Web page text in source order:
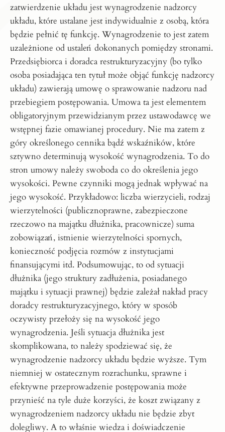
zatwierdzenie układu jest wynagrodzenie nadzorcy
układu, które ustalane jest indywidualnie z osobą, która
będzie pełnić tę funkcję. Wynagrodzenie to jest zatem
uzależnione od ustaleń dokonanych pomiędzy stronami.
Przedsiębiorca i doradca restrukturyzacyjny (bo tylko
osoba posiadająca ten tytuł może objąć funkcję nadzorcy
układu) zawierają umowę o sprawowanie nadzoru nad
przebiegiem postępowania. Umowa ta jest elementem
obligatoryjnym przewidzianym przez ustawodawcę we
wstępnej fazie omawianej procedury. Nie ma zatem z
góry określonego cennika bądź wskaźników, które
sztywno determinują wysokość wynagrodzenia. To do
stron umowy należy swoboda co do określenia jego
wysokości. Pewne czynniki mogą jednak wpływać na
jego wysokość. Przykładowo: liczba wierzycieli, rodzaj
wierzytelności (publicznoprawne, zabezpieczone
rzeczowo na majątku dłużnika, pracownicze) suma
zobowiązań, istnienie wierzytelności spornych,
konieczność podjęcia rozmów z instytucjami
finansującymi itd. Podsumowując, to od sytuacji
dłużnika (jego struktury zadłużenia, posiadanego
majątku i sytuacji prawnej) będzie zależał nakład pracy
doradcy restrukturyzacyjnego, który w sposób
oczywisty przełoży się na wysokość jego
wynagrodzenia. Jeśli sytuacja dłużnika jest
skomplikowana, to należy spodziewać się, że
wynagrodzenie nadzorcy układu będzie wyższe. Tym
niemniej w ostatecznym rozrachunku, sprawne i
efektywne przeprowadzenie postępowania może
przynieść na tyle duże korzyści, że koszt związany z
wynagrodzeniem nadzorcy układu nie będzie zbyt
dolegliwy. A to właśnie wiedza i doświadczenie